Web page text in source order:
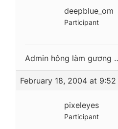
deepblue_om
Participant
Admin hông làm gương
February 18, 2004 at 9:52
pixeleyes
Participant